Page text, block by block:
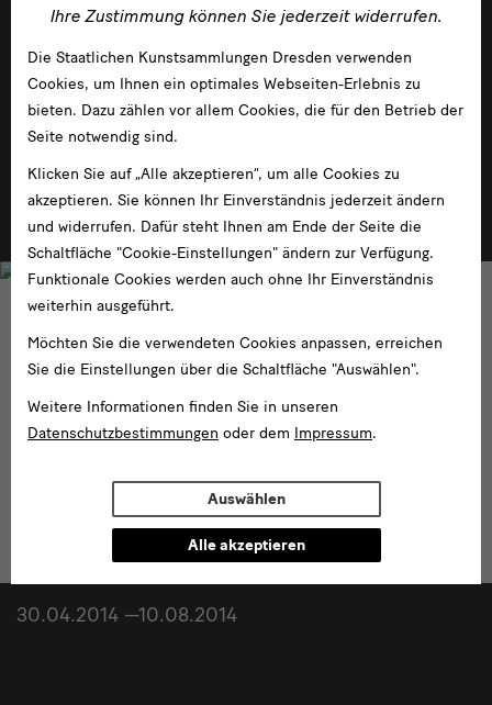
Dahl und Friedrich. Romantische Landschaften
im Albertinum
30.04.2014 —10.08.2014
Ihre Zustimmung können Sie jederzeit widerrufen.
Die Staatlichen Kunstsammlungen Dresden verwenden
Cookies, um Ihnen ein optimales Webseiten-Erlebnis zu
bieten. Dazu zählen vor allem Cookies, die für den Betrieb der
Seite notwendig sind.
Klicken Sie auf „Alle akzeptieren“, um alle Cookies zu
akzeptieren. Sie können Ihr Einverständnis jederzeit ändern
und widerrufen. Dafür steht Ihnen am Ende der Seite die
Schaltfläche "Cookie-Einstellungen" ändern zur Verfügung.
Funktionale Cookies werden auch ohne Ihr Einverständnis
weiterhin ausgeführt.
Möchten Sie die verwendeten Cookies anpassen, erreichen
Sie die Einstellungen über die Schaltfläche "Auswählen".
Weitere Informationen finden Sie in unseren
Datenschutzbestimmungen oder dem Impressum.
Auswählen
Alle akzeptieren